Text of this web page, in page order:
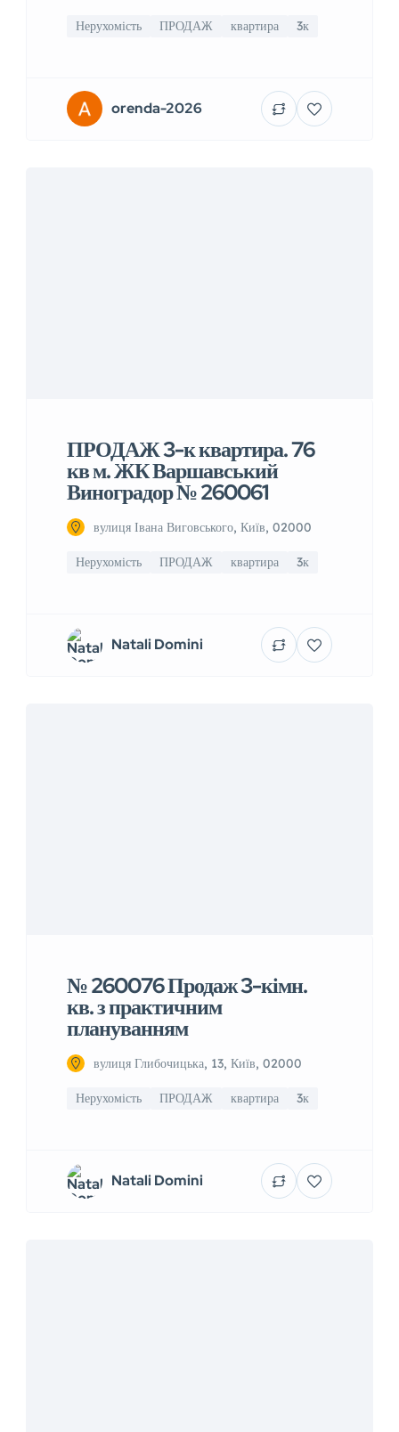
Нерухомість ПРОДАЖ квартира 3к
orenda-2026
ПРОДАЖ 3-к квартира. 76
кв м. ЖК Варшавський
Виноградор № 260061
вулиця Івана Виговського, Київ, 02000
Нерухомість ПРОДАЖ квартира 3к
Natali Domini
№ 260076 Продаж 3-кімн.
кв. з практичним
плануванням
вулиця Глибочицька, 13, Київ, 02000
Нерухомість ПРОДАЖ квартира 3к
Natali Domini